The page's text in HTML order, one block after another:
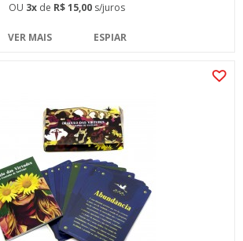
OU 3x de R$ 15,00 s/juros
VER MAIS ESPIAR